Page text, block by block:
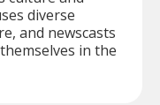
diverse
and newscasts
in the